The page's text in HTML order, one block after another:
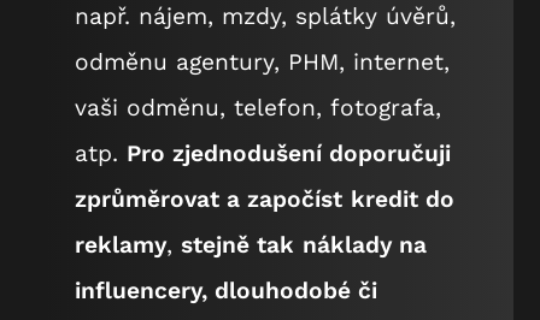
např. nájem, mzdy, splátky úvěrů,
odměnu agentury, PHM, internet,
vaši odměnu, telefon, fotografa,
atp. Pro zjednodušení doporučuji
zprůměrovat a započíst kredit do
reklamy,stejně tak náklady na
influencery, dlouhodobé či